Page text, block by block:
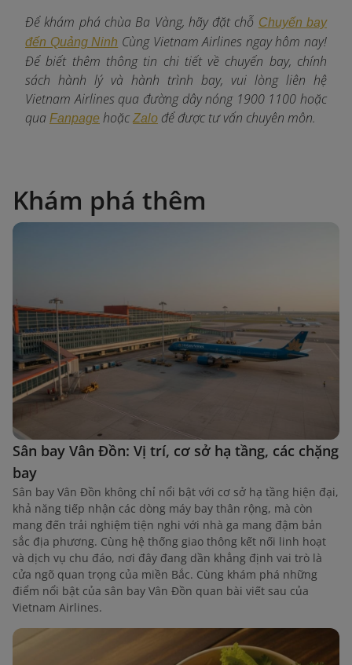
Để khám phá chùa Ba Vàng, hãy đặt chỗ Chuyến bay
đến Quảng Ninh Cùng Vietnam Airlines ngay hôm nay!
Để biết thêm thông tin chi tiết về chuyến bay, chính
sách hành lý và hành trình bay, vui lòng liên hệ
Vietnam Airlines qua đường dây nóng 1900 1100 hoặc
qua Fanpage hoặc Zalo để được tư vấn chuyên môn.
Khám phá thêm
Sân bay Vân Đồn: Vị trí, cơ sở hạ tầng, các chặng
bay
Sân bay Vân Đồn không chỉ nổi bật với cơ sở hạ tầng hiện đại,
khả năng tiếp nhận các dòng máy bay thân rộng, mà còn
mang đến trải nghiệm tiện nghi với nhà ga mang đậm bản
sắc địa phương. Cùng hệ thống giao thông kết nối linh hoạt
và dịch vụ chu đáo, nơi đây đang dần khẳng định vai trò là
cửa ngõ quan trọng của miền Bắc. Cùng khám phá những
điểm nổi bật của sân bay Vân Đồn quan bài viết sau của
Vietnam Airlines.